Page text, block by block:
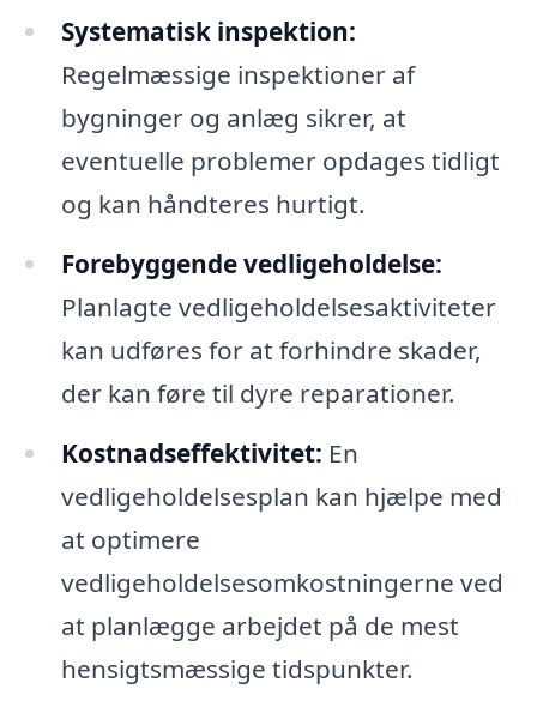
Systematisk inspektion:
Regelmæssige inspektioner af
bygninger og anlæg sikrer, at
eventuelle problemer opdages tidligt
og kan håndteres hurtigt.
Forebyggende vedligeholdelse:
Planlagte vedligeholdelsesaktiviteter
kan udføres for at forhindre skader,
der kan føre til dyre reparationer.
Kostnadseffektivitet: En
vedligeholdelsesplan kan hjælpe med
at optimere
vedligeholdelsesomkostningerne ved
at planlægge arbejdet på de mest
hensigtsmæssige tidspunkter.